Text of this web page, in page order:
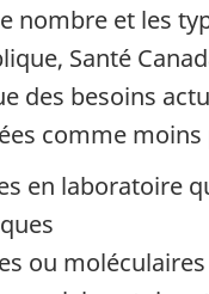
nombre et les
Santé
des besoins
comme
en laboratoire
ou